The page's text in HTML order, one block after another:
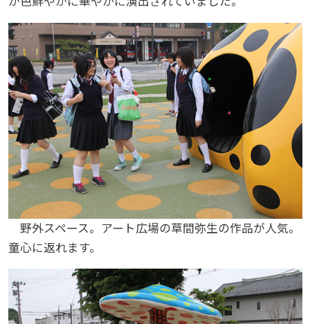
野外スペース。アート広場の草間弥生の作品が人気。
童心に返れます。